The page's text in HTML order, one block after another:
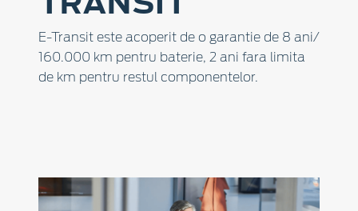
E-Transit este acoperit de o garantie de 8 ani/
160.000 km pentru baterie, 2 ani fara limita
de km pentru restul componentelor.